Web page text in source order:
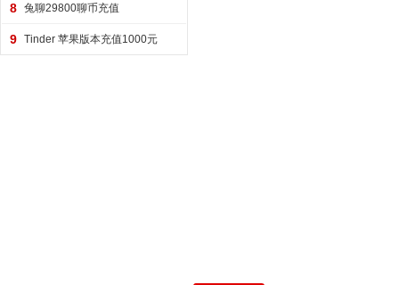
8 兔聊29800聊币充值
9 Tinder 苹果版本充值1000元